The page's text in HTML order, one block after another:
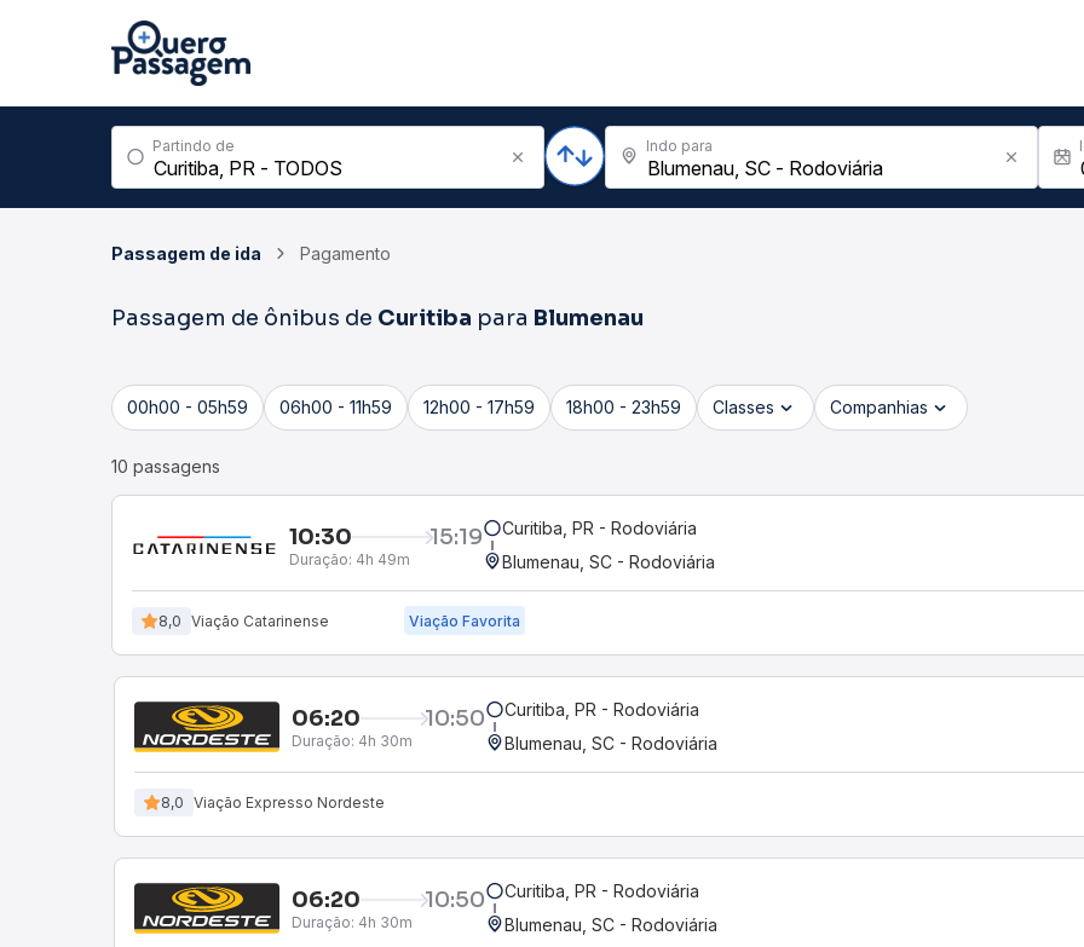
Partindo de Indo para
Passagem de ida Pagamento
Passagem de ônibus de Curitiba para Blumenau
00h00 - 05h59 06h00 - 11h59 12h00 - 17h59 18h00 - 23h59 Classes Companhias
10 passagens
10:30 15:19
Duração: 4h 49m
Curitiba, PR - Rodoviária
Blumenau, SC - Rodoviária
8,0 Viação Catarinense Viação Favorita
06:20 10:50
Duração: 4h 30m
Curitiba, PR - Rodoviária
Blumenau, SC - Rodoviária
8,0 Viação Expresso Nordeste
06:20 10:50
Duração: 4h 30m
Curitiba, PR - Rodoviária
Blumenau, SC - Rodoviária